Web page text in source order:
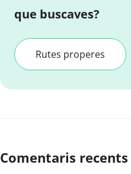
que buscaves?
Rutes properes
Comentaris recents